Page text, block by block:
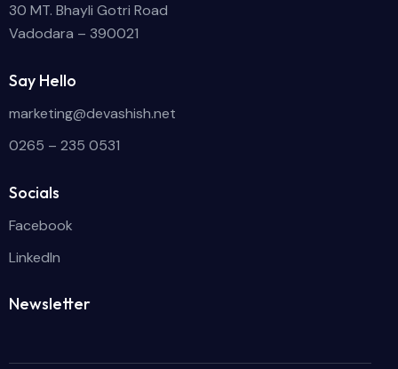
30 MT. Bhayli Gotri Road
Vadodara – 390021
Say Hello
marketing@devashish.net
0265 – 235 0531
Socials
Facebook
LinkedIn
Newsletter